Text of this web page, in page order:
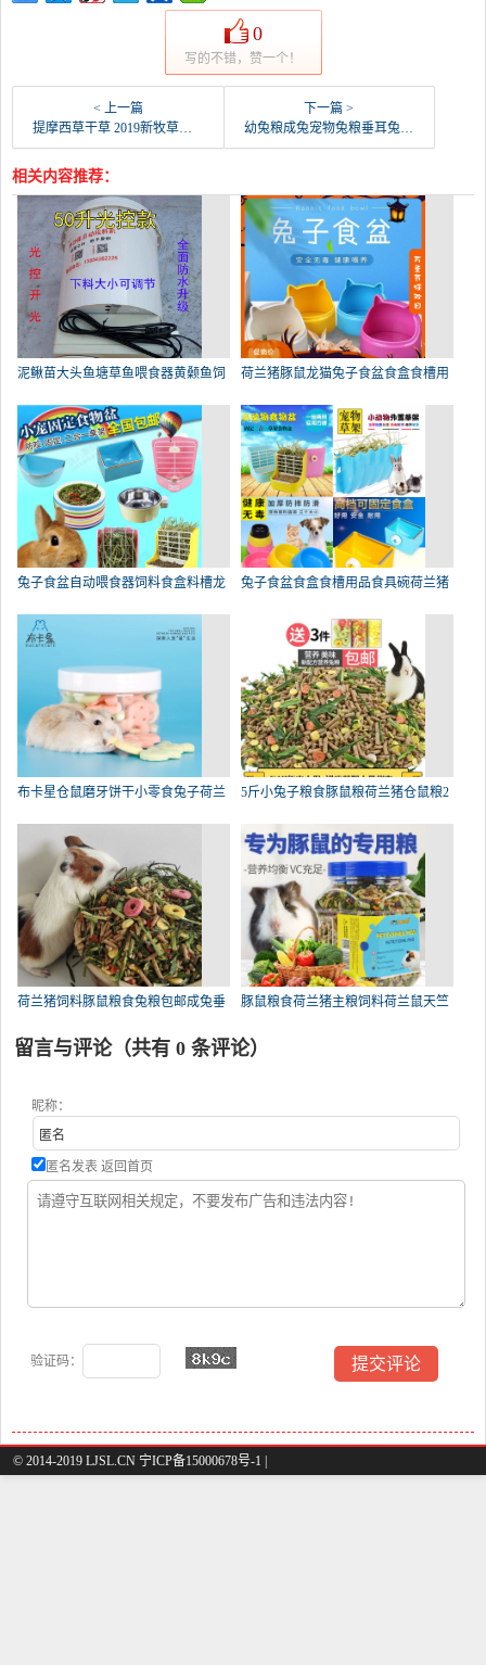
0
写的不错，赞一个！
< 上一篇
提摩西草干草 2019新牧草兔粮龙猫草荷兰猪饲料-兔饲料(猴弟家居商城特价区仅售8.7元)
下一篇 >
幼兔粮成兔宠物兔粮垂耳兔 豚鼠饲料除臭 宠物兔子粮-兔饲料(猴弟家居商城特价区仅售14.7元)
相关内容推荐：
泥鳅苗大头鱼塘草鱼喂食器黄颡鱼饲 荷兰猪豚鼠龙猫兔子食盆食盒食槽用
兔子食盆自动喂食器饲料食盒料槽龙 兔子食盆食盒食槽用品食具碗荷兰猪
布卡星仓鼠磨牙饼干小零食兔子荷兰 5斤小兔子粮食豚鼠粮荷兰猪仓鼠粮2
荷兰猪饲料豚鼠粮食兔粮包邮成兔垂 豚鼠粮食荷兰猪主粮饲料荷兰鼠天竺
留言与评论（共有 0 条评论）
昵称：
匿名发表 返回首页
验证码：
© 2014-2019 LJSL.CN 宁ICP备15000678号-1 |